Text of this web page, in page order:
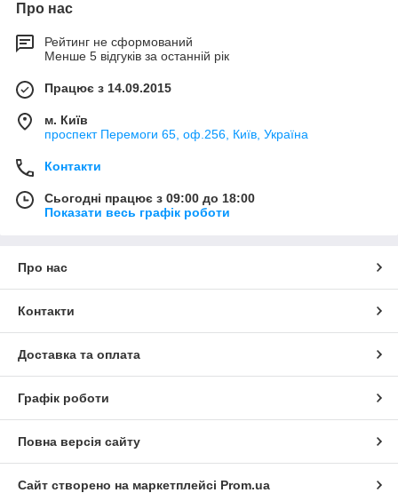
Про нас
Рейтинг не сформований
Менше 5 відгуків за останній рік
Працює з 14.09.2015
м. Київ
проспект Перемоги 65, оф.256, Київ, Україна
Контакти
Сьогодні працює з 09:00 до 18:00
Показати весь графік роботи
Про нас
Контакти
Доставка та оплата
Графік роботи
Повна версія сайту
Сайт створено на маркетплейсі Prom.ua